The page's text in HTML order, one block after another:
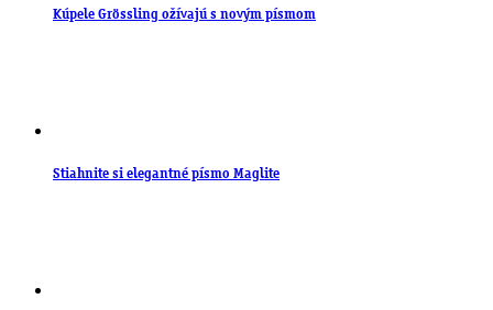
Kúpele Grössling ožívajú s novým písmom
Stiahnite si elegantné písmo Maglite